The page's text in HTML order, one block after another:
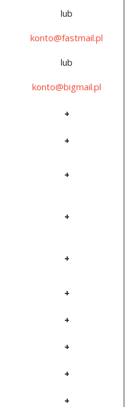
lub
konto@fastmail.pl
lub
konto@bigmail.pl
+
+
+
+
+
+
+
+
+
+